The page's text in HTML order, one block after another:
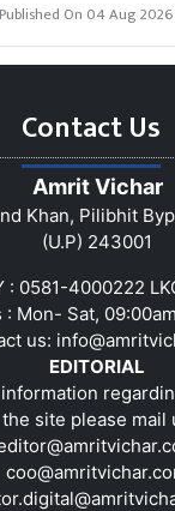
Published On 04 Aug
Contact Us
Amrit Vichar
Khan, Pilibhit
(U.P) 243001
: 0581-4000222
: Mon- Sat,
us:
EDITORIAL
the site please mail